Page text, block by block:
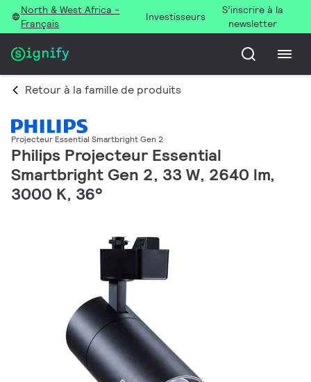
North & West Africa -
Français
Investisseurs
S’inscrire à la
newsletter
Retour à la famille de produits
Projecteur Essential Smartbright Gen 2
Philips Projecteur Essential
Smartbright Gen 2, 33 W, 2640 lm,
3000 K, 36°